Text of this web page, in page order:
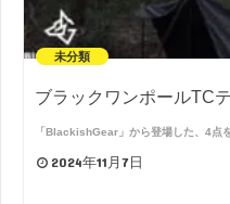
未分類
ブラックワンポールTC
「BlackishGear」から登場した、4点
2024年11月7日